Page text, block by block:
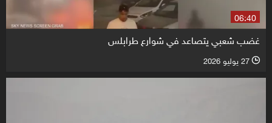
06:40
غضب شعبي يتصاعد في شوارع طرابلس
l 27 يوليو 2026